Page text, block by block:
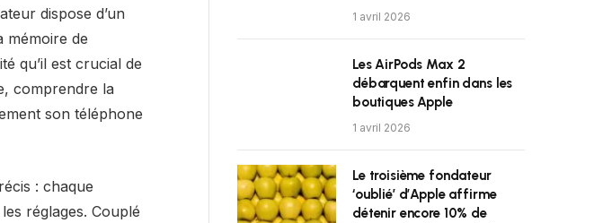
dispose d’un
mémoire de
qu’il est crucial de
comprendre la
son téléphone
: chaque
réglages. Couplé
1 avril 2026
Les AirPods Max 2
débarquent enfin dans les
boutiques Apple
1 avril 2026
Le troisième fondateur
‘oublié’ d’Apple affirme
détenir encore 10% de